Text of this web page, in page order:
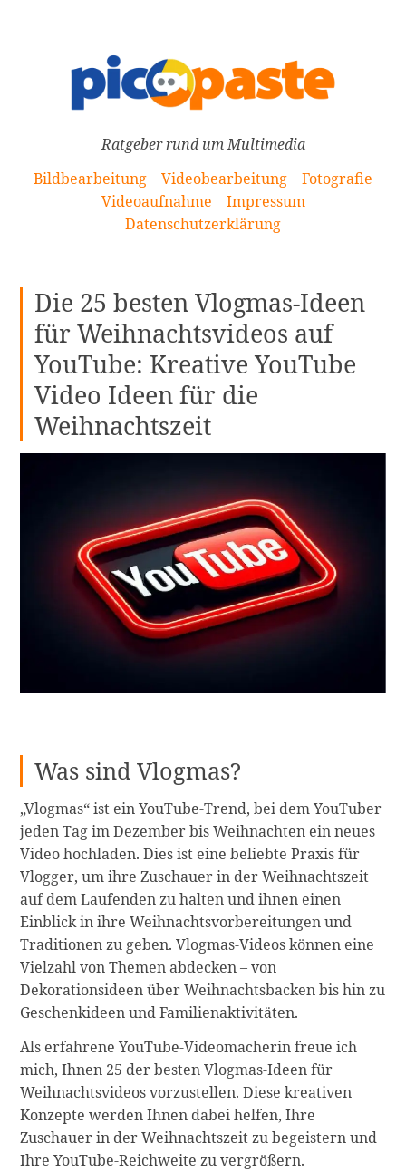
Ratgeber rund um Multimedia
Bildbearbeitung
Videobearbeitung
Fotografie
Videoaufnahme
Impressum
Datenschutzerklärung
Die 25 besten Vlogmas-Ideen
für Weihnachtsvideos auf
YouTube: Kreative YouTube
Video Ideen für die
Weihnachtszeit
Was sind Vlogmas?
„Vlogmas“ ist ein YouTube-Trend, bei dem YouTuber
jeden Tag im Dezember bis Weihnachten ein neues
Video hochladen. Dies ist eine beliebte Praxis für
Vlogger, um ihre Zuschauer in der Weihnachtszeit
auf dem Laufenden zu halten und ihnen einen
Einblick in ihre Weihnachtsvorbereitungen und
Traditionen zu geben. Vlogmas-Videos können eine
Vielzahl von Themen abdecken – von
Dekorationsideen über Weihnachtsbacken bis hin zu
Geschenkideen und Familienaktivitäten.
Als erfahrene YouTube-Videomacherin freue ich
mich, Ihnen 25 der besten Vlogmas-Ideen für
Weihnachtsvideos vorzustellen. Diese kreativen
Konzepte werden Ihnen dabei helfen, Ihre
Zuschauer in der Weihnachtszeit zu begeistern und
Ihre YouTube-Reichweite zu vergrößern.